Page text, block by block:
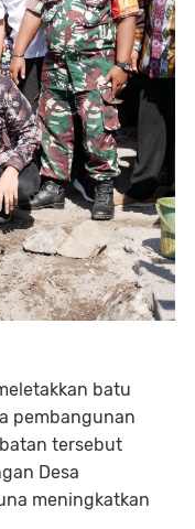
batu
pembangunan
tersebut
Desa
meningkatkan